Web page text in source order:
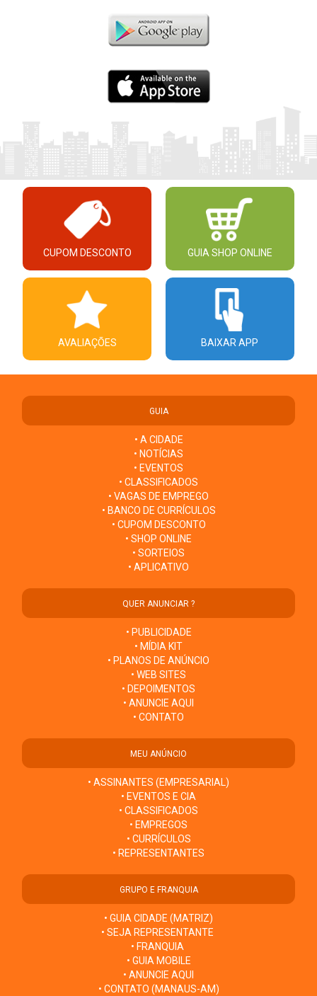
CUPOM DESCONTO GUIA SHOP ONLINE
AVALIAÇÕES BAIXAR APP
GUIA
• A CIDADE
• NOTÍCIAS
• EVENTOS
• CLASSIFICADOS
• VAGAS DE EMPREGO
• BANCO DE CURRÍCULOS
• CUPOM DESCONTO
• SHOP ONLINE
• SORTEIOS
• APLICATIVO
QUER ANUNCIAR ?
• PUBLICIDADE
• MÍDIA KIT
• PLANOS DE ANÚNCIO
• WEB SITES
• DEPOIMENTOS
• ANUNCIE AQUI
• CONTATO
MEU ANÚNCIO
• ASSINANTES (EMPRESARIAL)
• EVENTOS E CIA
• CLASSIFICADOS
• EMPREGOS
• CURRÍCULOS
• REPRESENTANTES
GRUPO E FRANQUIA
• GUIA CIDADE (MATRIZ)
• SEJA REPRESENTANTE
• FRANQUIA
• GUIA MOBILE
• ANUNCIE AQUI
• CONTATO (MANAUS-AM)